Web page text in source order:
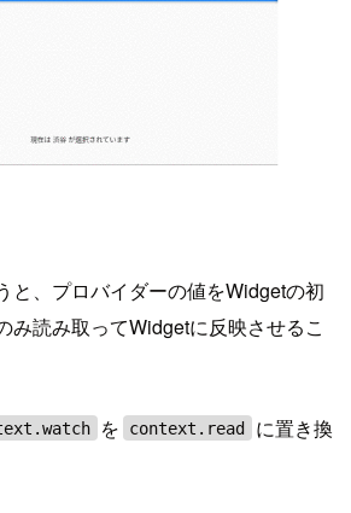
と、プロバイダーの値をWidgetの初
み読み取ってWidgetに反映させるこ
を context.read
に置き換